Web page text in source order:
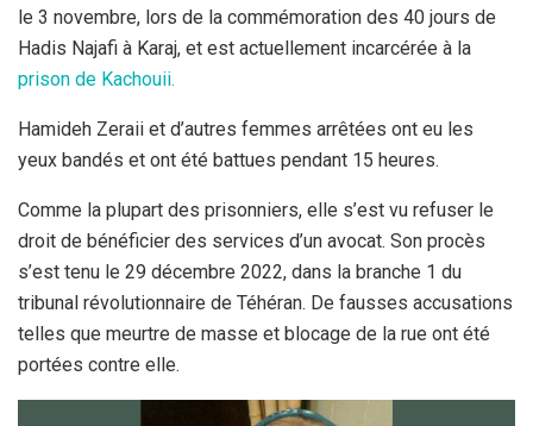
le 3 novembre, lors de la commémoration des 40 jours de
Hadis Najafi à Karaj, et est actuellement incarcérée à la
prison de Kachouii.
Hamideh Zeraii et d’autres femmes arrêtées ont eu les
yeux bandés et ont été battues pendant 15 heures.
Comme la plupart des prisonniers, elle s’est vu refuser le
droit de bénéficier des services d’un avocat. Son procès
s’est tenu le 29 décembre 2022, dans la branche 1 du
tribunal révolutionnaire de Téhéran. De fausses accusations
telles que meurtre de masse et blocage de la rue ont été
portées contre elle.